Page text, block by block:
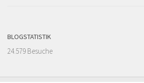
BLOGSTATISTIK
24.579 Besuche